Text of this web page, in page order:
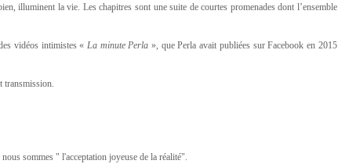
illuminent la vie. Les chapitres sont une suite de courtes promenades dont l’ensemble
vidéos intimistes « La minute Perla », que Perla avait publiées sur Facebook en 2015
transmission.
sommes " l'acceptation joyeuse de la réalité".